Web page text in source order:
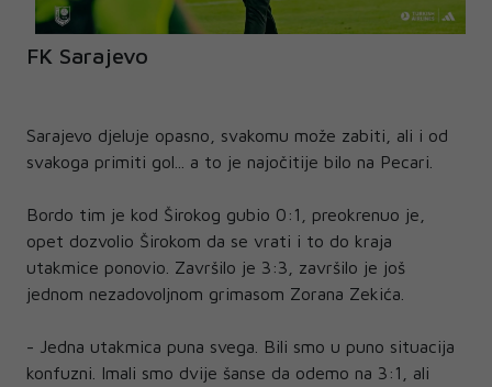
FK Sarajevo
Sarajevo djeluje opasno, svakomu može zabiti, ali i od
svakoga primiti gol... a to je najočitije bilo na Pecari.
Bordo tim je kod Širokog gubio 0:1, preokrenuo je,
opet dozvolio Širokom da se vrati i to do kraja
utakmice ponovio. Završilo je 3:3, završilo je još
jednom nezadovoljnom grimasom Zorana Zekića.
- Jedna utakmica puna svega. Bili smo u puno situacija
konfuzni. Imali smo dvije šanse da odemo na 3:1, ali